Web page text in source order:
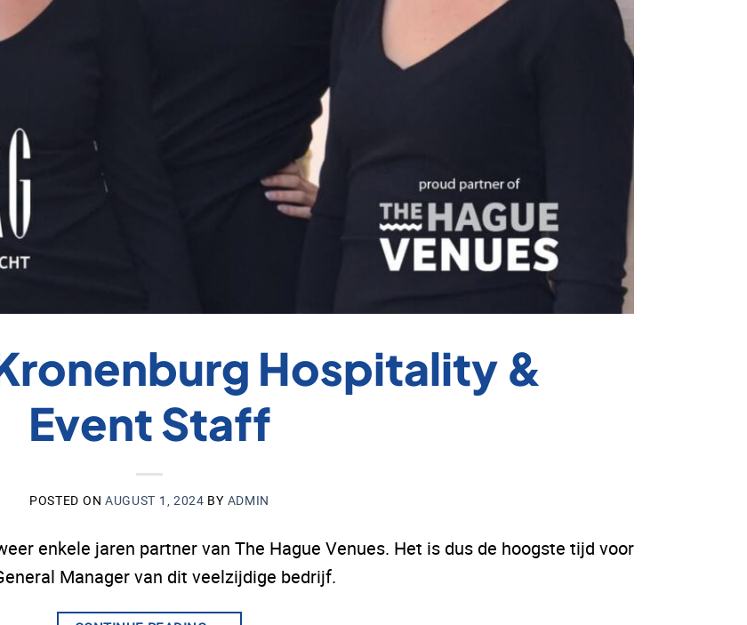
Hospitality &
Event Staff
POSTED ON AUGUST 1, 2024 BY ADMIN
enkele jaren partner van The Hague Venues. Het is dus de hoogste tijd voor
Manager van dit veelzijdige bedrijf.